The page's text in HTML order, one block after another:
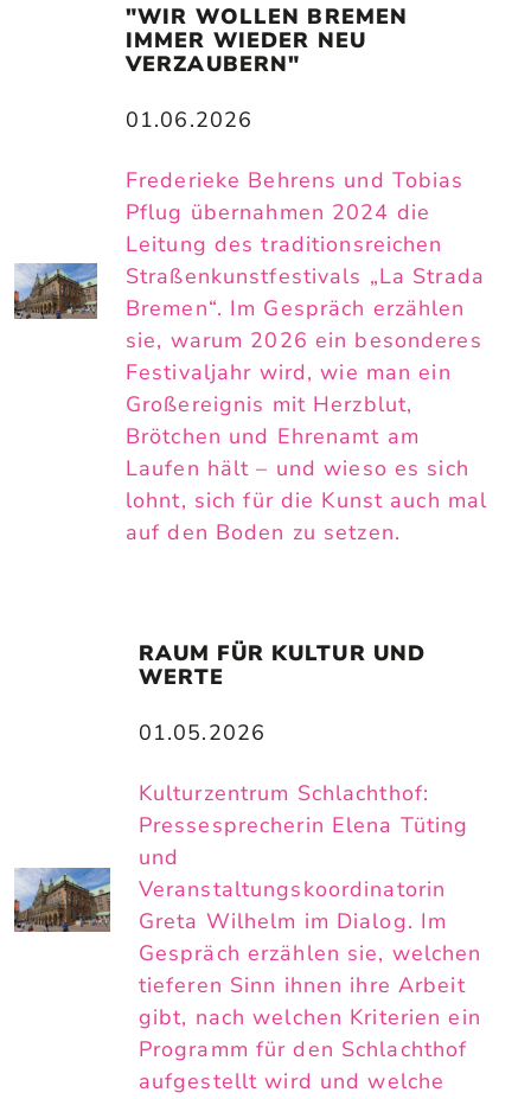
"WIR WOLLEN BREMEN
IMMER WIEDER NEU
VERZAUBERN"
01.06.2026
Frederieke Behrens und Tobias
Pflug übernahmen 2024 die
Leitung des traditionsreichen
Straßenkunstfestivals „La Strada
Bremen“. Im Gespräch erzählen
sie, warum 2026 ein besonderes
Festivaljahr wird, wie man ein
Großereignis mit Herzblut,
Brötchen und Ehrenamt am
Laufen hält – und wieso es sich
lohnt, sich für die Kunst auch mal
auf den Boden zu setzen.
RAUM FÜR KULTUR UND
WERTE
01.05.2026
Kulturzentrum Schlachthof:
Pressesprecherin Elena Tüting
und
Veranstaltungskoordinatorin
Greta Wilhelm im Dialog. Im
Gespräch erzählen sie, welchen
tieferen Sinn ihnen ihre Arbeit
gibt, nach welchen Kriterien ein
Programm für den Schlachthof
aufgestellt wird und welche